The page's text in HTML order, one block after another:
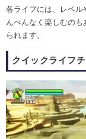
各ライフには、レベル
んべんなく楽しむのも
られます。
クイックライフ